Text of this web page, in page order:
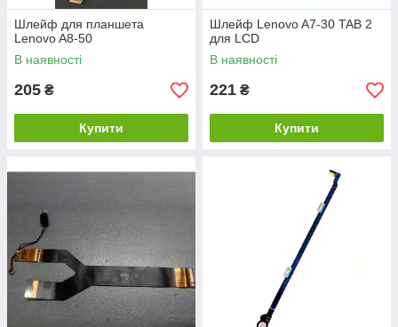
Шлейф для планшета
Lenovo A8-50
В наявності
205 ₴
Купити
Шлейф Lenovo A7-30 TAB 2
для LCD
В наявності
221 ₴
Купити